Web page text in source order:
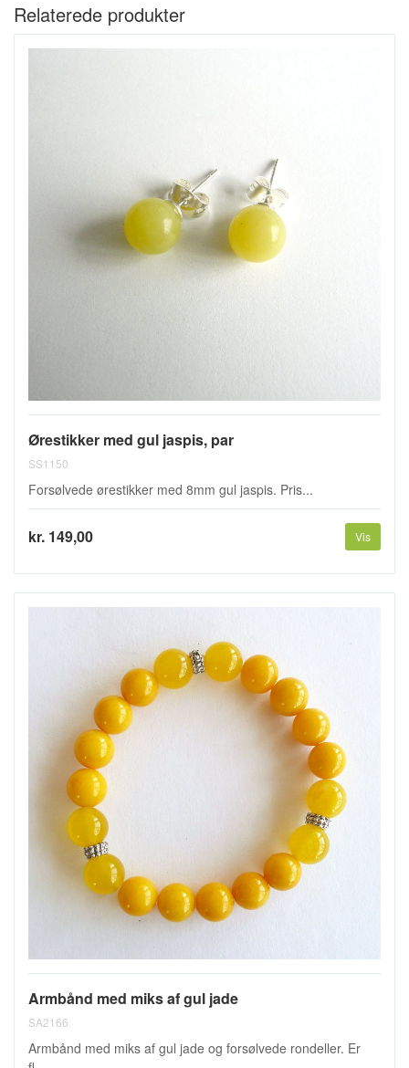
Relaterede produkter
Ørestikker med gul jaspis, par
SS1150
Forsølvede ørestikker med 8mm gul jaspis. Pris...
kr. 149,00 Vis
Armbånd med miks af gul jade
SA2166
Armbånd med miks af gul jade og forsølvede rondeller. Er